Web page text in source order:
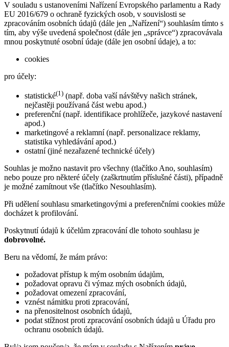
V souladu s ustanoveními Nařízení Evropského parlamentu a Rady
EU 2016/679 o ochraně fyzických osob, v souvislosti se
zpracováním osobních údajů (dále jen „Nařízení“) souhlasím tímto s
tím, aby výše uvedená společnost (dále jen „správce“) zpracovávala
mnou poskytnuté osobní údaje (dále jen osobní údaje), a to:
cookies
pro účely:
statistické(1) (např. doba vaší návštěvy našich stránek,
nejčastěji používaná část webu apod.)
preferenční (např. identifikace prohlížeče, jazykové nastavení
apod.)
marketingové a reklamní (např. personalizace reklamy,
statistika vyhledávání apod.)
ostatní (jiné nezařazené technické účely)
Souhlas je možno nastavit pro všechny (tlačítko Ano, souhlasím)
nebo pouze pro některé účely (zaškrtnutím příslušné části), případně
je možné zamítnout vše (tlačítko Nesouhlasím).
Při udělení souhlasu smarketingovými a preferenčními cookies může
docházet k profilování.
Poskytnutí údajů k účelům zpracování dle tohoto souhlasu je
dobrovolné.
Beru na vědomí, že mám právo:
požadovat přístup k mým osobním údajům,
požadovat opravu či výmaz mých osobních údajů,
požadovat omezení zpracování,
vznést námitku proti zpracování,
na přenositelnost osobních údajů,
podat stížnost proti zpracování osobních údajů u Úřadu pro
ochranu osobních údajů.